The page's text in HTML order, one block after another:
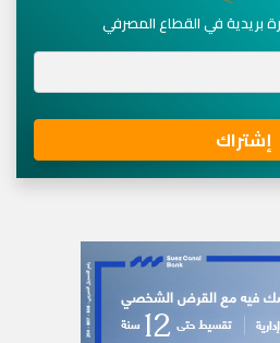
بريدية في القطاع المصرفي